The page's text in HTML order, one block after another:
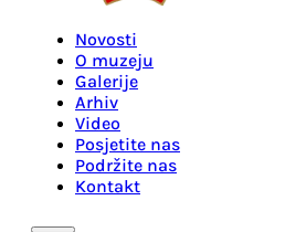
Novosti
O muzeju
Galerije
Arhiv
Video
Posjetite nas
Podržite nas
Kontakt